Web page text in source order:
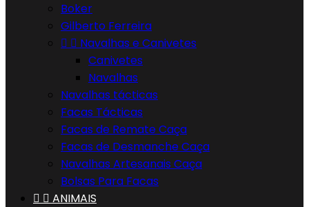
Boker
Gilberto Ferreira
  Navalhas e Canivetes
Canivetes
Navalhas
Navalhas tácticas
Facas Tácticas
Facas de Remate Caça
Facas de Desmanche Caça
Navalhas Artesanais Caça
Bolsas Para Facas
  ANIMAIS